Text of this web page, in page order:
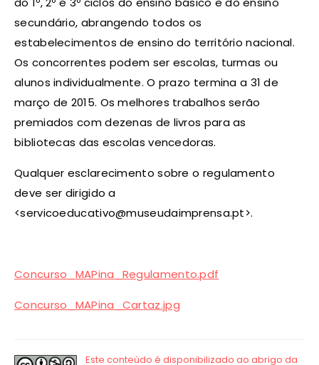
secundário, abrangendo todos os
estabelecimentos de ensino do território nacional.
Os concorrentes podem ser escolas, turmas ou
alunos individualmente. O prazo termina a 31 de
março de 2015. Os melhores trabalhos serão
premiados com dezenas de livros para as
bibliotecas das escolas vencedoras.
Qualquer esclarecimento sobre o regulamento
deve ser dirigido a
<servicoeducativo@museudaimprensa.pt>.
Concurso_MAPina_Regulamento.pdf
Concurso_MAPina_Cartaz.jpg